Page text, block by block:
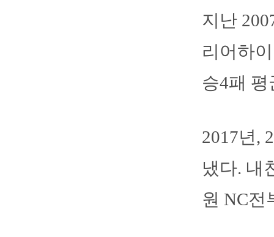
지난
리어하
승4패
2017년,
냈다. 내
원 NC전